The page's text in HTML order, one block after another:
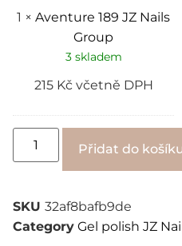
1 × Aventure 189 JZ Nails
Group
3 skladem
215 Kč včetně DPH
Přidat do
SKU 32af8bafb9de
Category Gel polish JZ